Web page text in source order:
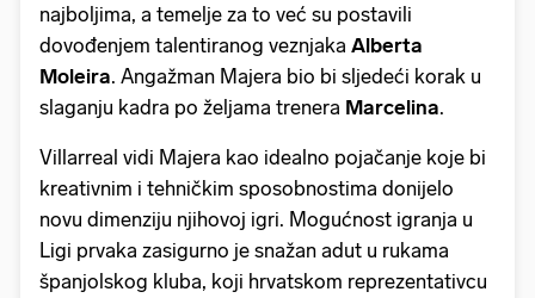
najboljima, a temelje za to već su postavili
dovođenjem talentiranog veznjaka Alberta
Moleira. Angažman Majera bio bi sljedeći korak u
slaganju kadra po željama trenera Marcelina.
Villarreal vidi Majera kao idealno pojačanje koje bi
kreativnim i tehničkim sposobnostima donijelo
novu dimenziju njihovoj igri. Mogućnost igranja u
Ligi prvaka zasigurno je snažan adut u rukama
španjolskog kluba, koji hrvatskom reprezentativcu